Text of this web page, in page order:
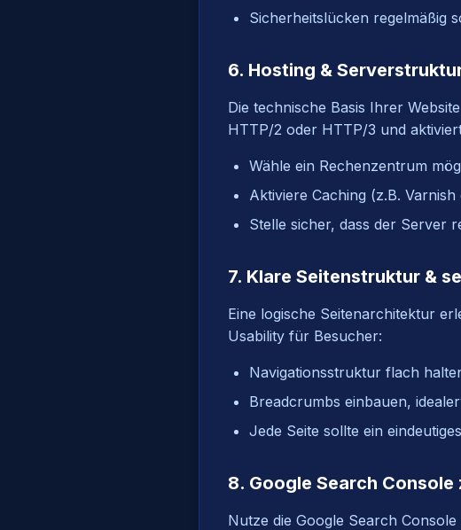
Sicherheitslücken regelmäßig
6. Hosting &
Die technische Basis Ihrer
HTTP/2 oder HTTP/3 und
Wähle ein Rechenzentrum
Aktiviere Caching (z.B.
Stelle sicher, dass der Server
7. Klare Seitenstruktur &
Eine logische Seitenarchitektur
Usability für Besucher:
Navigationsstruktur flach
Breadcrumbs einbauen,
Jede Seite sollte ein eindeutiges
8. Google Search Console
Nutze die Google Search